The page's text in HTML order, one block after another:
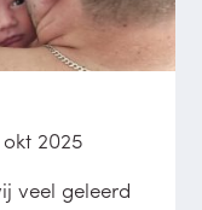
2025
veel geleerd